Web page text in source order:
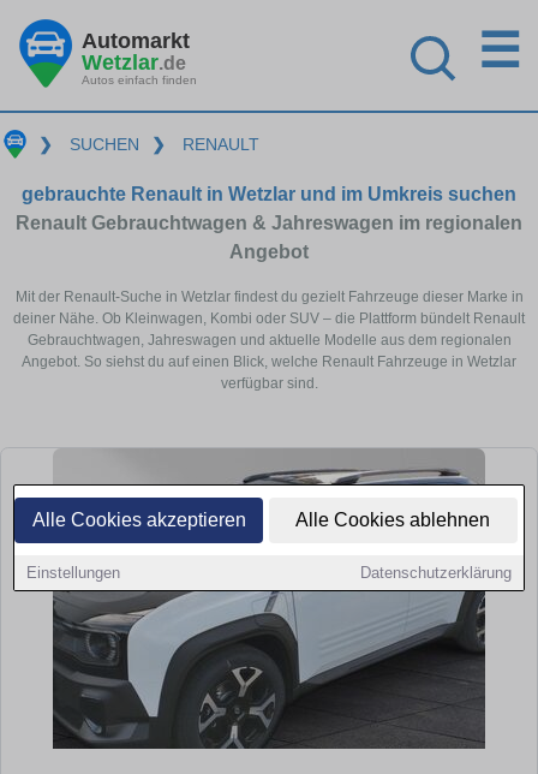
Alle Cookies akzeptieren Alle Cookies ablehnen
Einstellungen Datenschutzerklärung
Automarkt
Wetzlar.de
Autos einfach finden
☰
❯ SUCHEN ❯ RENAULT
gebrauchte Renault in Wetzlar und im Umkreis suchen
Renault Gebrauchtwagen & Jahreswagen im regionalen
Angebot
Mit der Renault-Suche in Wetzlar findest du gezielt Fahrzeuge dieser Marke in
deiner Nähe. Ob Kleinwagen, Kombi oder SUV – die Plattform bündelt Renault
Gebrauchtwagen, Jahreswagen und aktuelle Modelle aus dem regionalen
Angebot. So siehst du auf einen Blick, welche Renault Fahrzeuge in Wetzlar
verfügbar sind.